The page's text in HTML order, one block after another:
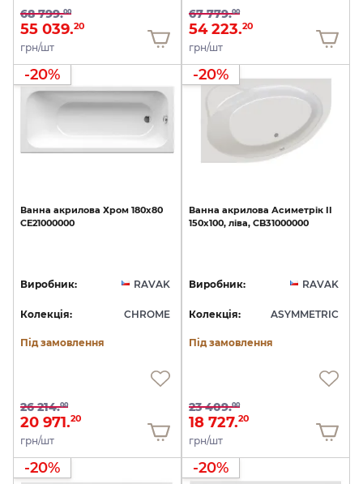
68 799.00
55 039.20
грн/шт
67 779.00
54 223.20
грн/шт
-20%
Ванна акрилова Хром 180х80
CE21000000
Виробник: RAVAK
Колекція: CHROME
Під замовлення
26 214.00
20 971.20
грн/шт
-20%
Ванна акрилова Асиметрік II
150х100, ліва, CB31000000
Виробник: RAVAK
Колекція: ASYMMETRIC
Під замовлення
23 409.00
18 727.20
грн/шт
-20% -20%